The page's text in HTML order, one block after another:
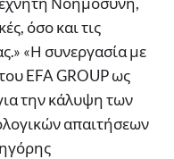
όσο και τις
«Η συνεργασία με
EFA GROUP ως
την κάλυψη των
απαιτήσεων